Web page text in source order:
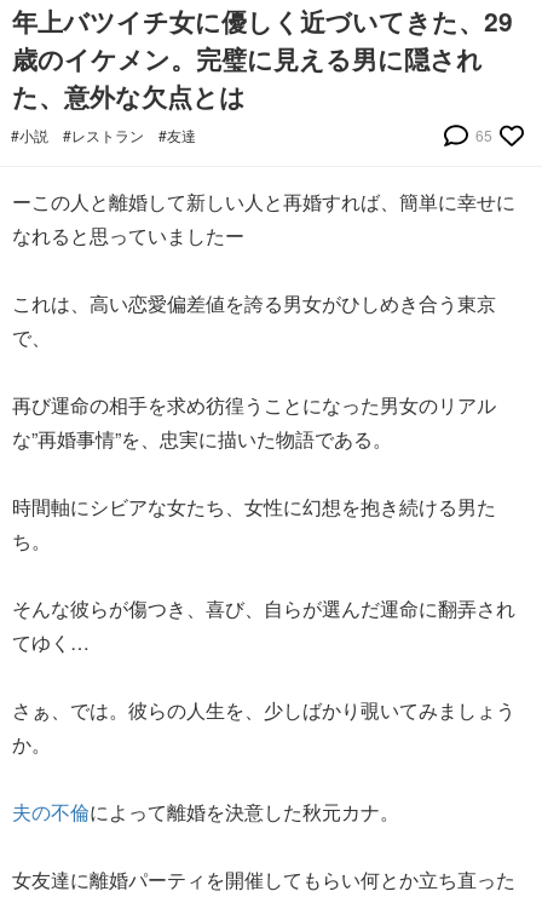
年上バツイチ女に優しく近づいてきた、29
歳のイケメン。完璧に見える男に隠され
た、意外な欠点とは
#小説 #レストラン #友達 65
ーこの人と離婚して新しい人と再婚すれば、簡単に幸せに
なれると思っていましたー
これは、高い恋愛偏差値を誇る男女がひしめき合う東京
で、
再び運命の相手を求め彷徨うことになった男女のリアル
な”再婚事情”を、忠実に描いた物語である。
時間軸にシビアな女たち、女性に幻想を抱き続ける男た
ち。
そんな彼らが傷つき、喜び、自らが選んだ運命に翻弄され
てゆく…
さぁ、では。彼らの人生を、少しばかり覗いてみましょう
か。
夫の不倫によって離婚を決意した秋元カナ。
女友達に離婚パーティを開催してもらい何とか立ち直った